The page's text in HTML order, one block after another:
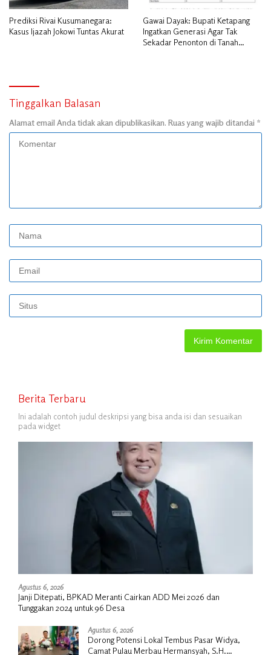
Prediksi Rivai Kusumanegara:
Kasus Ijazah Jokowi Tuntas Akurat
Gawai Dayak: Bupati Ketapang
Ingatkan Generasi Agar Tak
Sekadar Penonton di Tanah
Tinggalkan Balasan
Alamat email Anda tidak akan dipublikasikan. Ruas yang wajib ditandai *
Berita Terbaru
Ini adalah contoh judul deskripsi yang bisa anda isi dan sesuaikan
pada widget
Agustus 6, 2026
Janji Ditepati, BPKAD Meranti Cairkan ADD Mei 2026 dan
Tunggakan 2024 untuk 96 Desa
Agustus 6, 2026
Dorong Potensi Lokal Tembus Pasar Widya,
Camat Pulau Merbau Hermansyah, S.H.